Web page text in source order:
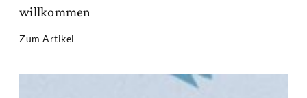
willkommen
Zum Artikel